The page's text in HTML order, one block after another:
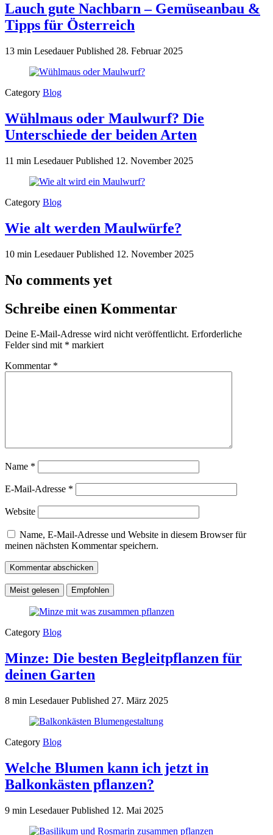
Lauch gute Nachbarn – Gemüseanbau &
Tipps für Österreich
13 min LesedauerPublished 28. Februar 2025
Category Blog
Wühlmaus oder Maulwurf? Die
Unterschiede der beiden Arten
11 min LesedauerPublished 12. November 2025
Category Blog
Wie alt werden Maulwürfe?
10 min LesedauerPublished 12. November 2025
No comments yet
Schreibe einen Kommentar
Deine E-Mail-Adresse wird nicht veröffentlicht. Erforderliche
Felder sind mit * markiert
Kommentar *
Name *
E-Mail-Adresse *
Website
Name, E-Mail-Adresse und Website in diesem Browser für
meinen nächsten Kommentar speichern.
Meist gelesen Empfohlen
Category Blog
Minze: Die besten Begleitpflanzen für
deinen Garten
8 min LesedauerPublished 27. März 2025
Category Blog
Welche Blumen kann ich jetzt in
Balkonkästen pflanzen?
9 min LesedauerPublished 12. Mai 2025